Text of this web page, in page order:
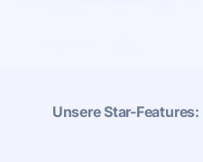
Unsere Star-Features: